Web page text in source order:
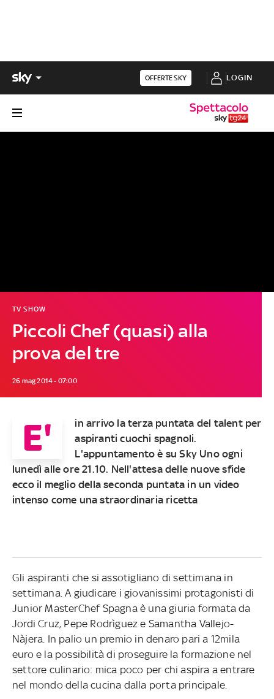
OFFERTE SKY LOGIN
Piccoli Chef (quasi) alla
prova del tre
TV SHOW
26 mag 2014 - 07:00
E'
in arrivo la terza puntata del talent per
aspiranti cuochi spagnoli.
L'appuntamento è su Sky Uno ogni
lunedì alle ore 21.10. Nell'attesa delle nuove sfide
ecco il meglio della seconda puntata in un video
intenso come una straordinaria ricetta
Gli aspiranti che si assotigliano di settimana in
settimana. A giudicare i giovanissimi protagonisti di
Junior MasterChef Spagna è una giuria formata da
Jordi Cruz, Pepe Rodrìguez e Samantha Vallejo-
Nàjera. In palio un premio in denaro pari a 12mila
euro e la possibilità di proseguire la formazione nel
settore culinario: mica poco per chi aspira a entrare
nel mondo della cucina dalla porta principale.